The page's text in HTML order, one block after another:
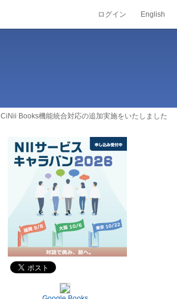
ログイン English
CiNii Books機能統合対応の追加実施をいたしました